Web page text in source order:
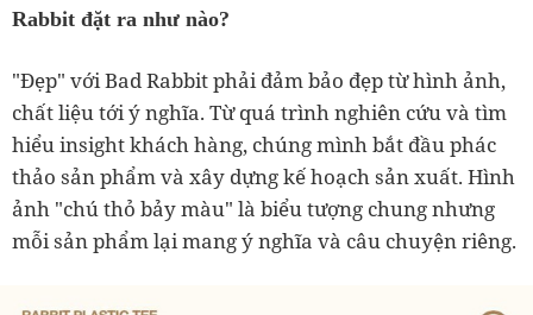
Rabbit đặt ra như nào?
"Đẹp" với Bad Rabbit phải đảm bảo đẹp từ hình ảnh,
chất liệu tới ý nghĩa. Từ quá trình nghiên cứu và tìm
hiểu insight khách hàng, chúng mình bắt đầu phác
thảo sản phẩm và xây dựng kế hoạch sản xuất. Hình
ảnh "chú thỏ bảy màu" là biểu tượng chung nhưng
mỗi sản phẩm lại mang ý nghĩa và câu chuyện riêng.